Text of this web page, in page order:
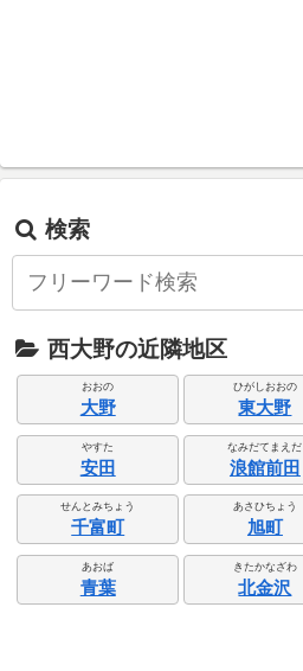
検索
西大野の近隣地区
おおの
大野
ひがしおおの
東大野
やすた
安田
なみだてまえだ
浪館前田
せんとみちょう
千富町
あさひちょう
旭町
あおば
青葉
きたかなざわ
北金沢